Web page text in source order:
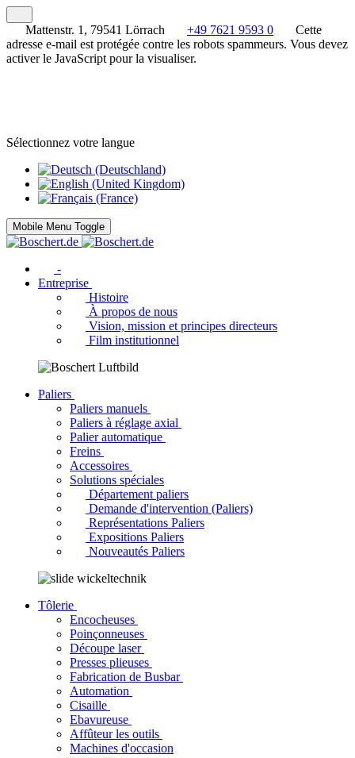
Mattenstr. 1, 79541 Lörrach +49 7621 9593 0
Cette
adresse e-mail est protégée contre les robots spammeurs. Vous devez
activer le JavaScript pour la visualiser.
Sélectionnez votre langue
Mobile Menu Toggle
-
Entreprise
Histoire
À propos de nous
Vision, mission et principes directeurs
Film institutionnel
Paliers
Paliers manuels
Paliers à réglage axial
Palier automatique
Freins
Accessoires
Solutions spéciales
Département paliers
Demande d'intervention (Paliers)
Représentations Paliers
Expositions Paliers
Nouveautés Paliers
Tôlerie
Encocheuses
Poinçonneuses
Découpe laser
Presses plieuses
Fabrication de Busbar
Automation
Cisaille
Ebavureuse
Affûteur les outils
Machines d'occasion